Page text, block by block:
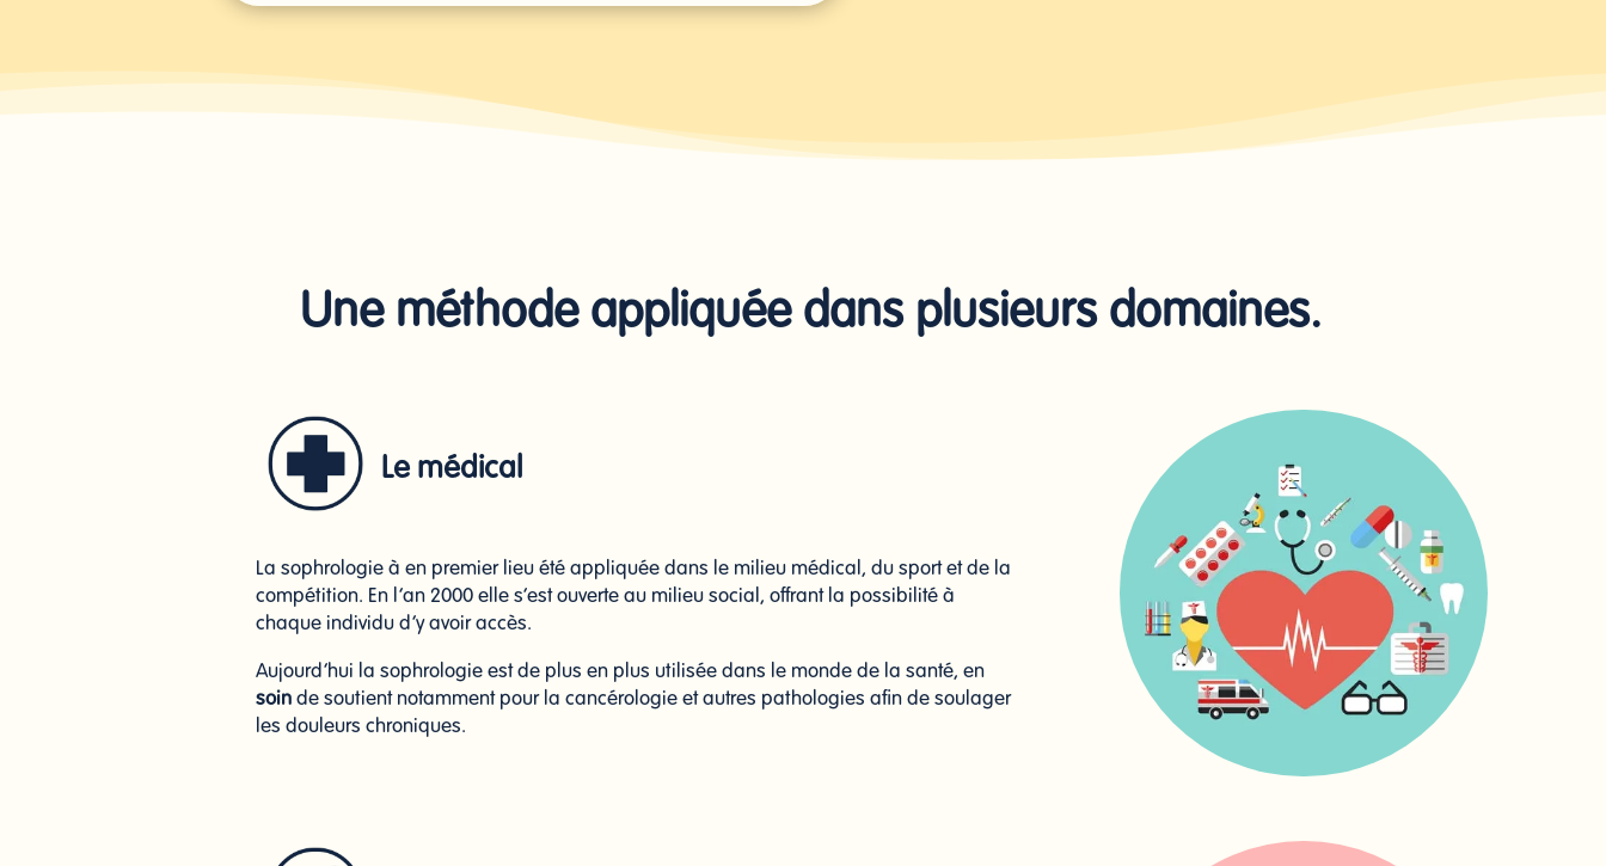
Une méthode appliquée dans plusieurs domaines.
Le médical
La sophrologie à en premier lieu été appliquée dans le milieu médical, du sport et de la
compétition. En l’an 2000 elle s’est ouverte au milieu social, offrant la possibilité à
chaque individu d’y avoir accès.
Aujourd’hui la sophrologie est de plus en plus utilisée dans le monde de la santé, en
soinde soutient notamment pour la cancérologie et autres pathologies afin de soulager
les douleurs chroniques.